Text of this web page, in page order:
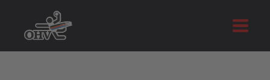
springen